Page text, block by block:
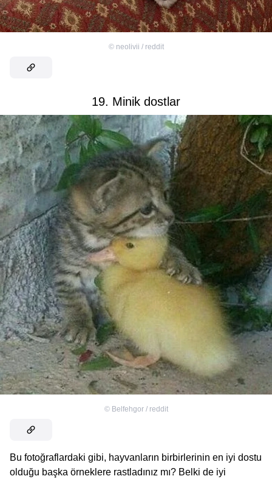
© neolivii / reddit
19. Minik dostlar
© Belfehgor / reddit
Bu fotoğraflardaki gibi, hayvanların birbirlerinin en iyi dostu
olduğu başka örneklere rastladınız mı? Belki de iyi